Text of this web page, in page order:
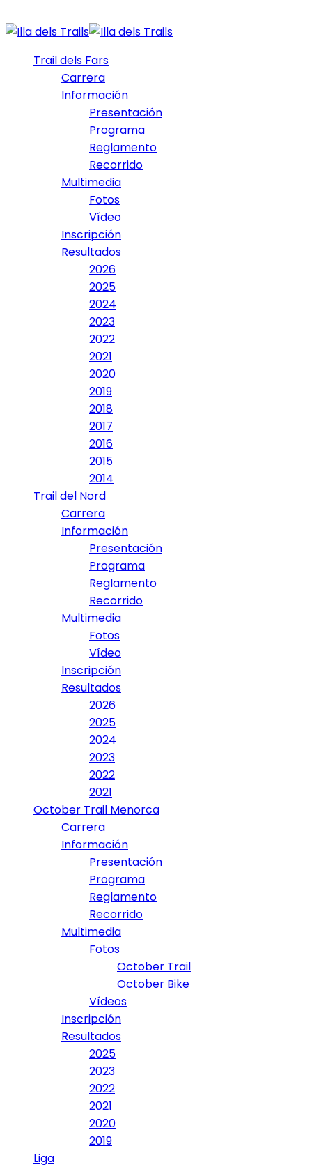
Trail dels Fars
Carrera
Información
Presentación
Programa
Reglamento
Recorrido
Multimedia
Fotos
Vídeo
Inscripción
Resultados
2026
2025
2024
2023
2022
2021
2020
2019
2018
2017
2016
2015
2014
Trail del Nord
Carrera
Información
Presentación
Programa
Reglamento
Recorrido
Multimedia
Fotos
Vídeo
Inscripción
Resultados
2026
2025
2024
2023
2022
2021
October Trail Menorca
Carrera
Información
Presentación
Programa
Reglamento
Recorrido
Multimedia
Fotos
October Trail
October Bike
Vídeos
Inscripción
Resultados
2025
2023
2022
2021
2020
2019
Liga